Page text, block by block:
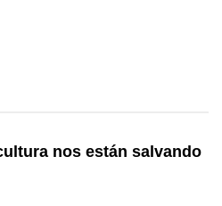
nos están salvando